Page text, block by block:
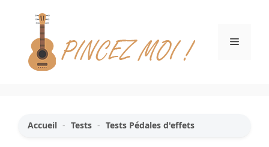
contenu
Menu
Accueil - Tests - Tests Pédales d'effets